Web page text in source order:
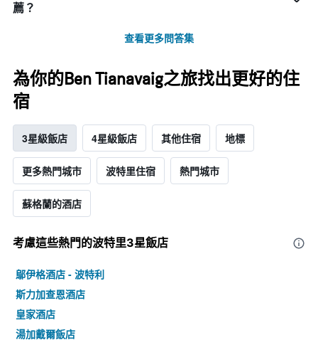
薦？
查看更多問答集
為你的Ben Tianavaig之旅找出更好的住
宿
3星級飯店 4星級飯店 其他住宿 地標
更多熱門城市 波特里住宿 熱門城市
蘇格蘭的酒店
考慮這些熱門的波特里3星​飯店
鄔伊格酒店 - 波特利
斯力加查恩酒店
皇家酒店
湯加戴爾飯店